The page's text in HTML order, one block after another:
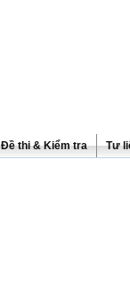
Đề thi & Kiểm tra Tư